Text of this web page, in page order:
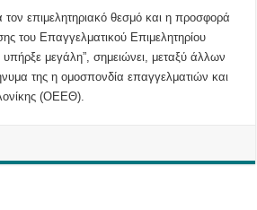
τον επιμελητηριακό θεσμό και η προσφορά
του Επαγγελματικού Επιμελητηρίου
μεγάλη”, σημειώνει, μεταξύ άλλων
της η ομοσπονδία επαγγελματιών και
(ΟΕΕΘ).